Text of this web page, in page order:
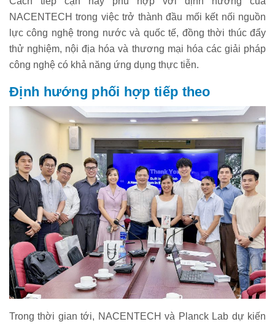
NACENTECH trong việc trở thành đầu mối kết nối nguồn
lực công nghệ trong nước và quốc tế, đồng thời thúc đẩy
thử nghiệm, nội địa hóa và thương mại hóa các giải pháp
công nghệ có khả năng ứng dụng thực tiễn.
Định hướng phối hợp tiếp theo
Trong thời gian tới, NACENTECH và Planck Lab dự kiến